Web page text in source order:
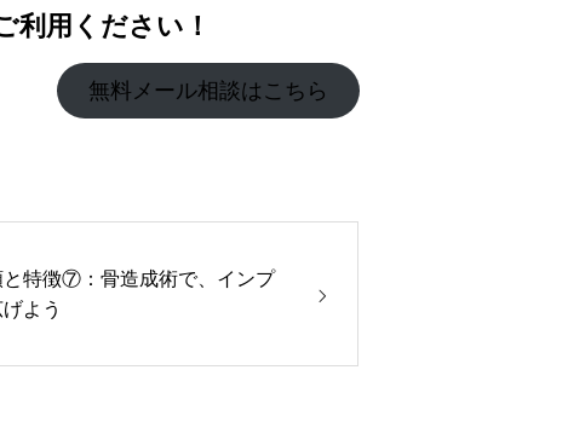
利用ください！
無料メール相談はこちら
特徴⑦：骨造成術で、インプ
よう